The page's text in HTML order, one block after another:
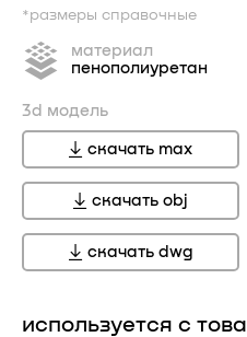
*размеры справочные
материал
пенополиуретан
3d модель
скачать max
скачать obj
скачать dwg
используется с